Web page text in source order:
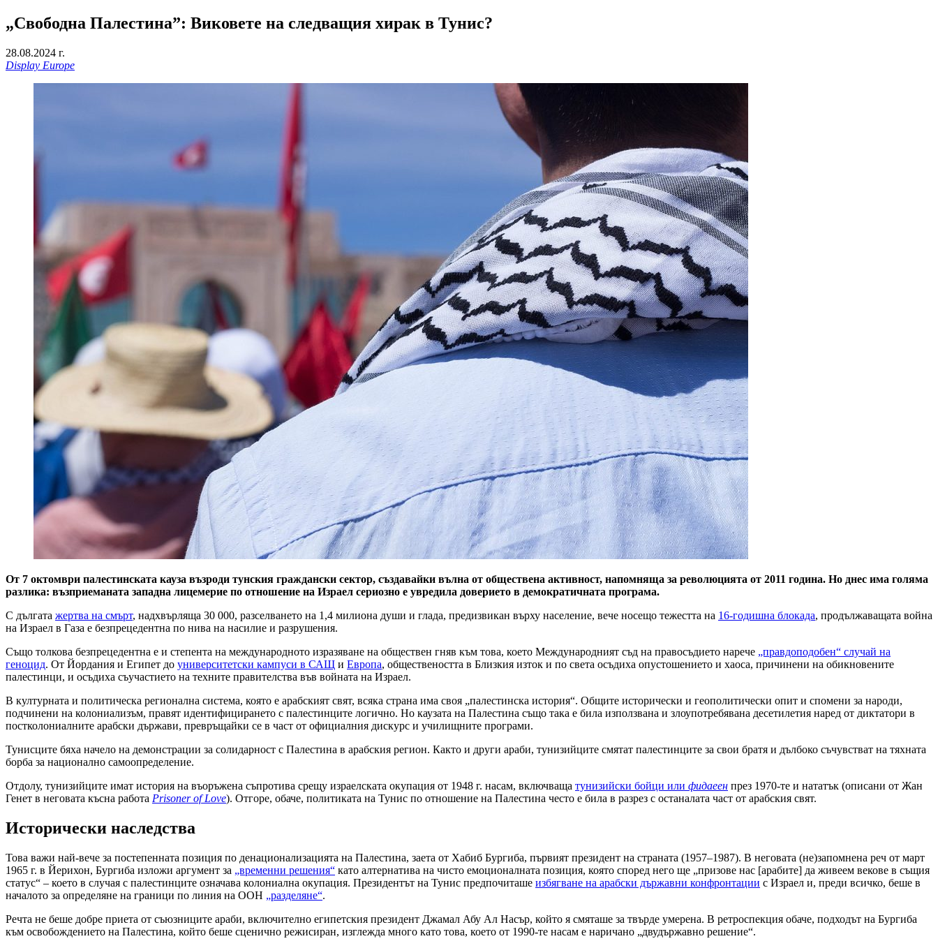
„Свободна Палестина”: Виковете на следващия хирак в Тунис?
28.08.2024 г.
Display Europe
От 7 октомври палестинската кауза възроди тунския граждански сектор, създавайки вълна от обществена активност, напомняща за революцията от 2011 година. Но днес има голяма
разлика: възприеманата западна лицемерие по отношение на Израел сериозно е увредила доверието в демократичната програма.
С дългата жертва на смърт, надхвърляща 30 000, разселването на 1,4 милиона души и глада, предизвикан върху население, вече носещо тежестта на 16-годишна блокада, продължаващата война
на Израел в Газа е безпрецедентна по нива на насилие и разрушения.
Също толкова безпрецедентна е и степента на международното изразяване на обществен гняв към това, което Международният съд на правосъдието нарече „правдоподобен“ случай на
геноцид. От Йордания и Египет до университетски кампуси в САЩ и Европа, обществеността в Близкия изток и по света осъдиха опустошението и хаоса, причинени на обикновените
палестинци, и осъдиха съучастието на техните правителства във войната на Израел.
В културната и политическа регионална система, която е арабският свят, всяка страна има своя „палестинска история“. Общите исторически и геополитически опит и спомени за народи,
подчинени на колониализъм, правят идентифицирането с палестинците логично. Но каузата на Палестина също така е била използвана и злоупотребявана десетилетия наред от диктатори в
постколониалните арабски държави, превръщайки се в част от официалния дискурс и училищните програми.
Тунисците бяха начело на демонстрации за солидарност с Палестина в арабския регион. Както и други араби, тунизийците смятат палестинците за свои братя и дълбоко съчувстват на тяхната
борба за национално самоопределение.
Отдолу, тунизийците имат история на въоръжена съпротива срещу израелската окупация от 1948 г. насам, включваща тунизийски бойци или фидаеен през 1970-те и нататък (описани от Жан
Генет в неговата късна работа Prisoner of Love). Отгоре, обаче, политиката на Тунис по отношение на Палестина често е била в разрез с останалата част от арабския свят.
Исторически наследства
Това важи най-вече за постепенната позиция по денационализацията на Палестина, заета от Хабиб Бургиба, първият президент на страната (1957–1987). В неговата (не)запомнена реч от март
1965 г. в Йерихон, Бургиба изложи аргумент за „временни решения“ като алтернатива на чисто емоционалната позиция, която според него ще „призове нас [арабите] да живеем векове в същия
статус“ – което в случая с палестинците означава колониална окупация. Президентът на Тунис предпочиташе избягване на арабски държавни конфронтации с Израел и, преди всичко, беше в
началото за определяне на граници по линия на ООН „разделяне“.
Речта не беше добре приета от съюзниците араби, включително египетския президент Джамал Абу Ал Насър, който я смяташе за твърде умерена. В ретроспекция обаче, подходът на Бургиба
към освобождението на Палестина, който беше сценично режисиран, изглежда много като това, което от 1990-те насам е наричано „двудържавно решение“.